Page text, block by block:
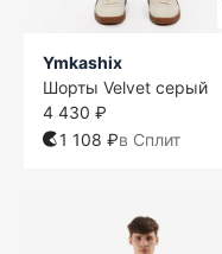
Ymkashix
Шорты Velvet серый
4 430 ₽
1 108 ₽в Сплит